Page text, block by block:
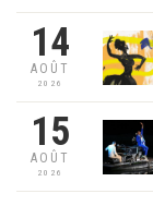
14
AOÛT
2026
15
AOÛT
2026